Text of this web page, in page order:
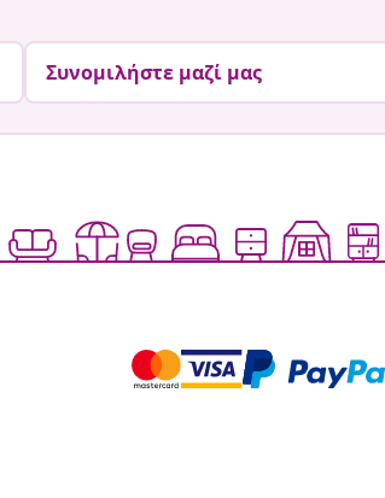
Συνομιλήστε μαζί μας